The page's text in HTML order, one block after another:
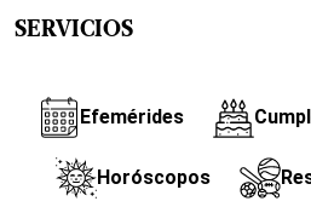
SERVICIOS
Efemérides
Horóscopos